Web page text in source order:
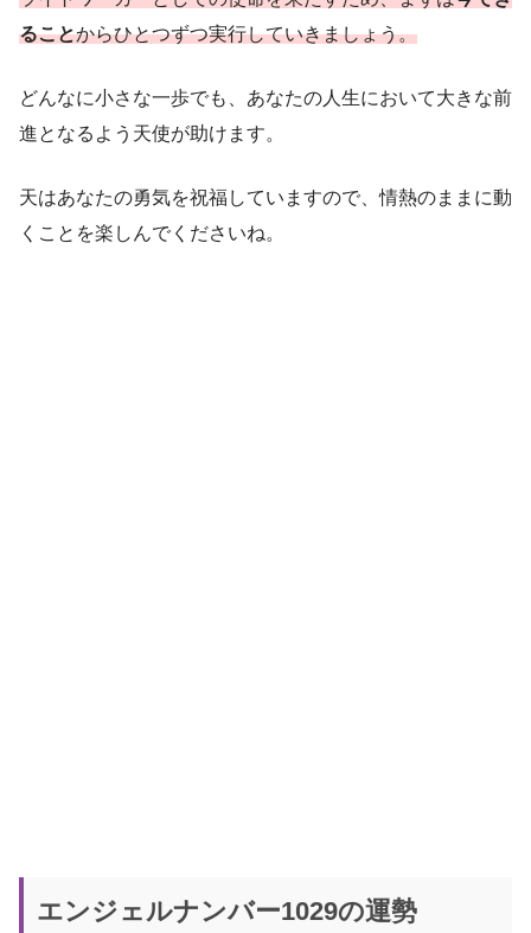
ることからひとつずつ実行していきましょう。
どんなに小さな一歩でも、あなたの人生において大きな前
進となるよう天使が助けます。
天はあなたの勇気を祝福していますので、情熱のままに動
くことを楽しんでくださいね。
エンジェルナンバー1029の運勢